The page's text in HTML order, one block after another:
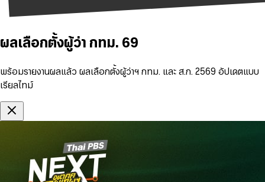
ผลเลือกตั้งผู้ว่า กทม. 69
พร้อมรายงานผลแล้ว ผลเลือกตั้งผู้ว่าฯ กทม. และ ส.ก. 2569 อัปเดตแบบ
เรียลไทม์